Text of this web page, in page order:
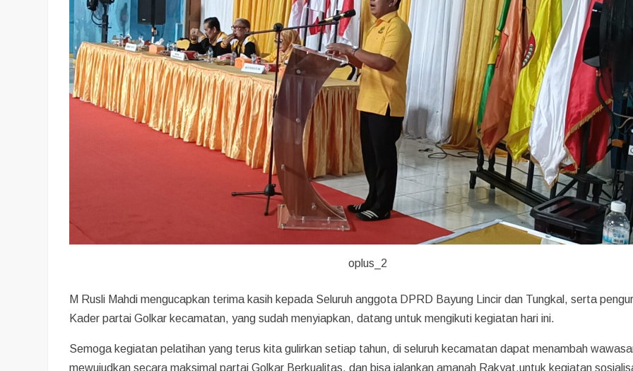
oplus_2
M Rusli Mahdi mengucapkan terima kasih kepada Seluruh anggota DPRD Bayung Lincir dan Tungkal, serta
Kader partai Golkar kecamatan, yang sudah menyiapkan, datang untuk mengikuti kegiatan hari ini.
Semoga kegiatan pelatihan yang terus kita gulirkan setiap tahun, di seluruh kecamatan dapat menambah
mewujudkan secara maksimal partai Golkar Berkualitas, dan bisa jalankan amanah Rakyat,untuk kegiatan